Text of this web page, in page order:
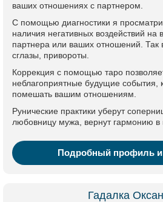
ваших отношениях с партнером.
С помощью диагностики я
наличия негативных воздействий на
партнера или ваших отношений. Так
сглазы, привороты.
Коррекция с помощью таро
неблагоприятные будущие события,
помешать вашим отношениям.
Рунические практики уберут
любовницу мужа, вернут гармонию в
Подробный профиль
Гадалка